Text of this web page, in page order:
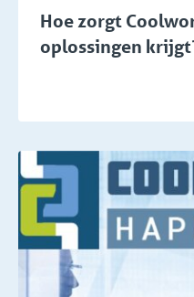
Hoe zorgt
oplossingen